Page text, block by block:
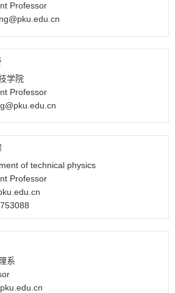
Professor
学院
Professor
of technical physics
Professor
系